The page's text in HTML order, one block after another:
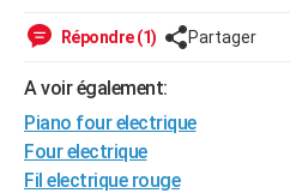
WEEK-END
Art de vivre
Bien-être
Loisirs
ModeModes de vie
SANTE
Alimentation
Guide de la santé
Maladies
Médicaments
Sommeil
Répondre (1) Partager
A voir également:
Piano four electrique
Four electrique
Fil electrique rouge